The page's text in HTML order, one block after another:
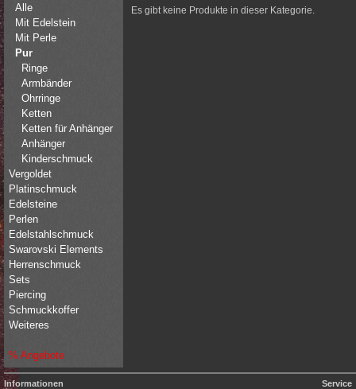
Es gibt keine Produkte in dieser Kategorie.
Alle
Mit Edelstein
Mit Perle
Pur
Ringe
Armbänder
Ohrringe
Ketten
Ketten für Anhänger
Anhänger
Kinderschmuck
Vergoldet
Platinschmuck
Edelsteine
Perlen
Edelstahlschmuck
Swarovski Elements
Herrenschmuck
Sets
Piercing
Schmuckkoffer
Weiteres
% Angebote
Informationen
Service